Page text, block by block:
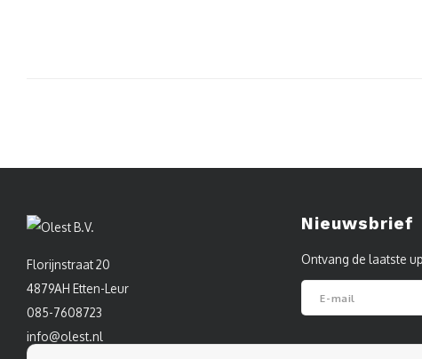
Florijnstraat 20
4879AH Etten-Leur
085-7608723
info@olest.nl
Nieuwsbrief
Ontvang de laatste